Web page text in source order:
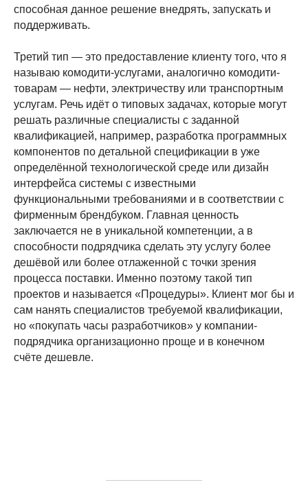
способная данное решение внедрять, запускать и
поддерживать.
Третий тип — это предоставление клиенту того, что я
называю комодити-услугами, аналогично комодити-
товарам — нефти, электричеству или транспортным
услугам. Речь идёт о типовых задачах, которые могут
решать различные специалисты с заданной
квалификацией, например, разработка программных
компонентов по детальной спецификации в уже
определённой технологической среде или дизайн
интерфейса системы с известными
функциональными требованиями и в соответствии с
фирменным брендбуком. Главная ценность
заключается не в уникальной компетенции, а в
способности подрядчика сделать эту услугу более
дешёвой или более отлаженной с точки зрения
процесса поставки. Именно поэтому такой тип
проектов и называется «Процедуры». Клиент мог бы и
сам нанять специалистов требуемой квалификации,
но «покупать часы разработчиков» у компании-
подрядчика организационно проще и в конечном
счёте дешевле.